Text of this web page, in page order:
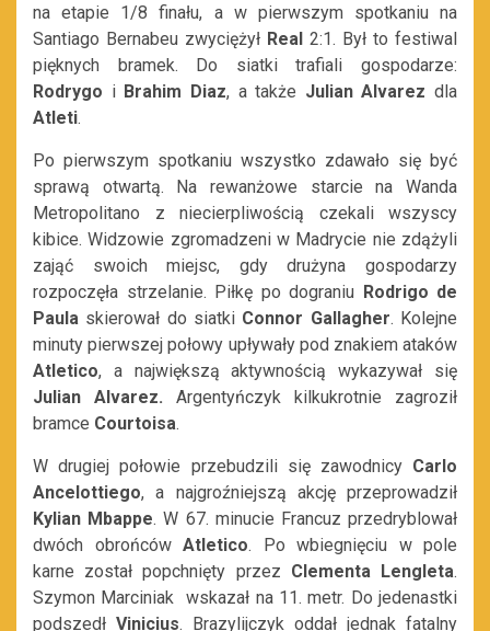
na etapie 1/8 finału, a w pierwszym spotkaniu na
Santiago Bernabeu zwyciężył Real 2:1. Był to festiwal
pięknych bramek. Do siatki trafiali gospodarze:
Rodrygo i Brahim Diaz, a także Julian Alvarez dla
Atleti.
Po pierwszym spotkaniu wszystko zdawało się być
sprawą otwartą. Na rewanżowe starcie na Wanda
Metropolitano z niecierpliwością czekali wszyscy
kibice. Widzowie zgromadzeni w Madrycie nie zdążyli
zająć swoich miejsc, gdy drużyna gospodarzy
rozpoczęła strzelanie. Piłkę po dograniu Rodrigo de
Paula skierował do siatki Connor Gallagher. Kolejne
minuty pierwszej połowy upływały pod znakiem ataków
Atletico, a największą aktywnością wykazywał się
Julian Alvarez. Argentyńczyk kilkukrotnie zagroził
bramce Courtoisa.
W drugiej połowie przebudzili się zawodnicy Carlo
Ancelottiego, a najgroźniejszą akcję przeprowadził
Kylian Mbappe. W 67. minucie Francuz przedryblował
dwóch obrońców Atletico. Po wbiegnięciu w pole
karne został popchnięty przez Clementa Lengleta.
Szymon Marciniak wskazał na 11. metr. Do jedenastki
podszedł Vinicius. Brazylijczyk oddał jednak fatalny